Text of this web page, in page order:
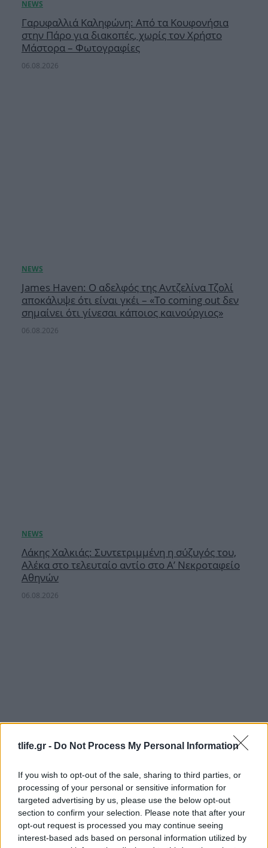
tlife.gr - Do Not Process My Personal Information
If you wish to opt-out of the sale, sharing to third parties, or
processing of your personal or sensitive information for
targeted advertising by us, please use the below opt-out
section to confirm your selection. Please note that after your
opt-out request is processed you may continue seeing
interest-based ads based on personal information utilized by
Γαρυφαλλιά Καληφώνη: Από τα Κουφονήσια
στην Πάρο για διακοπές, χωρίς τον Χρήστο
Μάστορα – Φωτογραφίες
06.08.2026
James Haven: Ο αδελφός της Αντζελίνα Τζολί
αποκάλυψε ότι είναι γκέι – «Το coming out δεν
σημαίνει ότι γίνεσαι κάποιος καινούργιος»
06.08.2026
Λάκης Χαλκιάς: Συντετριμμένη η σύζυγός του,
Αλέκα στο τελευταίο αντίο στο Α’ Νεκροταφείο
Αθηνών
06.08.2026
Ελένη Μενεγάκη: Καλοκαιρινές στιγμές στο
Φισκάρδο με τον Μάκη Παντζόπουλο – Το
βίντεο από το γεύμα τους